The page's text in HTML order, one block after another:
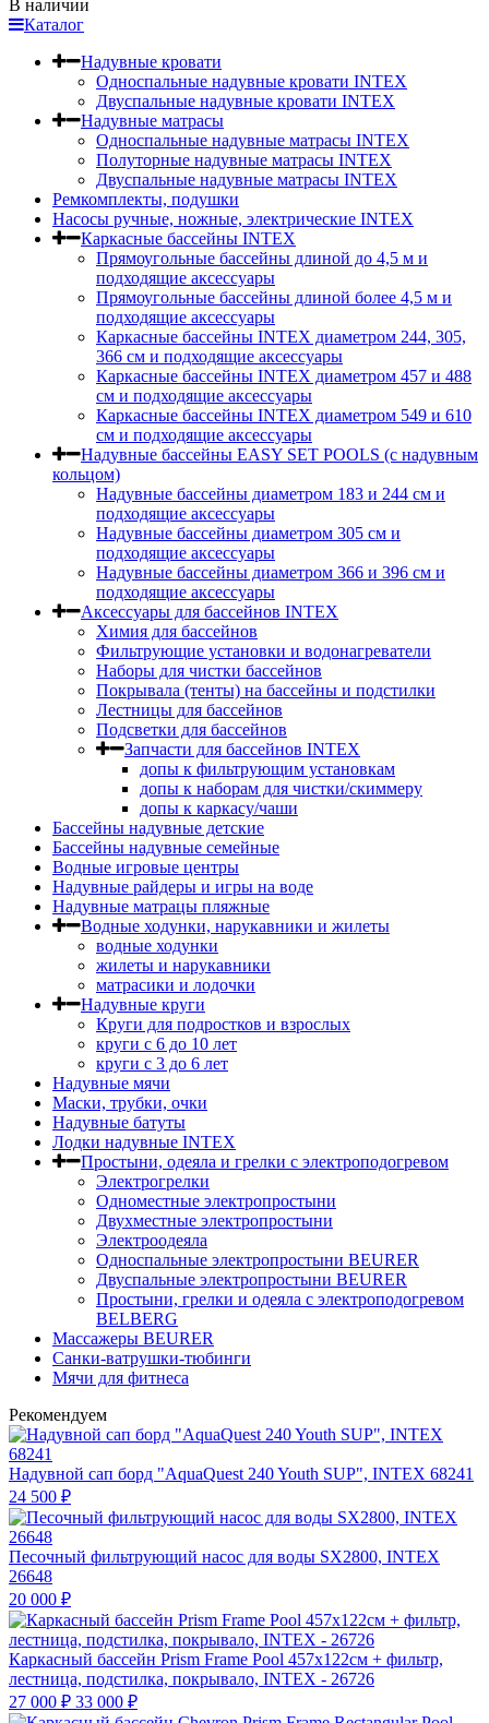
В наличии
Каталог
Надувные кровати
Односпальные надувные кровати INTEX
Двуспальные надувные кровати INTEX
Надувные матрасы
Односпальные надувные матрасы INTEX
Полуторные надувные матрасы INTEX
Двуспальные надувные матрасы INTEX
Ремкомплекты, подушки
Насосы ручные, ножные, электрические INTEX
Каркасные бассейны INTEX
Прямоугольные бассейны длиной до 4,5 м и
подходящие аксессуары
Прямоугольные бассейны длиной более 4,5 м и
подходящие аксессуары
Каркасные бассейны INTEX диаметром 244, 305,
366 см и подходящие аксессуары
Каркасные бассейны INTEX диаметром 457 и 488
cм и подходящие аксессуары
Каркасные бассейны INTEX диаметром 549 и 610
см и подходящие аксессуары
Надувные бассейны EASY SET POOLS (с надувным
кольцом)
Надувные бассейны диаметром 183 и 244 см и
подходящие аксессуары
Надувные бассейны диаметром 305 см и
подходящие аксессуары
Надувные бассейны диаметром 366 и 396 см и
подходящие аксессуары
Аксессуары для бассейнов INTEX
Химия для бассейнов
Фильтрующие установки и водонагреватели
Наборы для чистки бассейнов
Покрывала (тенты) на бассейны и подстилки
Лестницы для бассейнов
Подсветки для бассейнов
Запчасти для бассейнов INTEX
допы к фильтрующим установкам
допы к наборам для чистки/скиммеру
допы к каркасу/чаши
Бассейны надувные детские
Бассейны надувные семейные
Водные игровые центры
Надувные райдеры и игры на воде
Надувные матрацы пляжные
Водные ходунки, нарукавники и жилеты
водные ходунки
жилеты и нарукавники
матрасики и лодочки
Надувные круги
Круги для подростков и взрослых
круги с 6 до 10 лет
круги c 3 до 6 лет
Надувные мячи
Маски, трубки, очки
Надувные батуты
Лодки надувные INTEX
Простыни, одеяла и грелки с электроподогревом
Электрогрелки
Одноместные электропростыни
Двухместные электропростыни
Электроодеяла
Односпальные электропростыни BEURER
Двуспальные электропростыни BEURER
Простыни, грелки и одеяла с электроподогревом
BELBERG
Массажеры BEURER
Санки-ватрушки-тюбинги
Мячи для фитнеса
Рекомендуем
Надувной сап борд "AquaQuest 240 Youth SUP", INTEX 68241
24 500 ₽
Песочный фильтрующий насос для воды SX2800, INTEX
26648
20 000 ₽
Каркасный бассейн Prism Frame Pool 457х122см + фильтр,
лестница, подстилка, покрывало, INTEX - 26726
27 000 ₽ 33 000 ₽